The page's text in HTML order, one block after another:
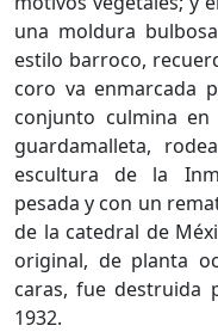
una moldura
estilo barroco,
coro va enmarcada
conjunto culmina
guardamalleta,
escultura de la
pesada y con un
de la catedral de
original, de planta
caras, fue
1932.